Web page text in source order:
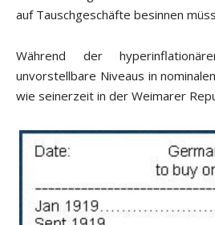
auf Tauschgeschäfte besinnen
Während der
unvorstellbare Niveaus in
wie seinerzeit in der Weimarer